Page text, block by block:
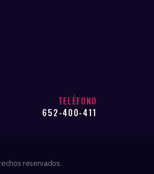
TELÉFONO
652-400-411
reservados.